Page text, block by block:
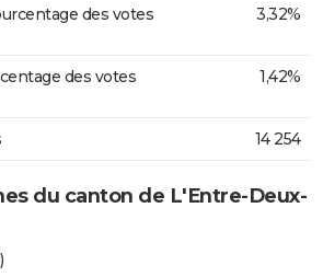
des votes
3,32%
des votes
1,42%
14 254
du canton de L'Entre-Deux-